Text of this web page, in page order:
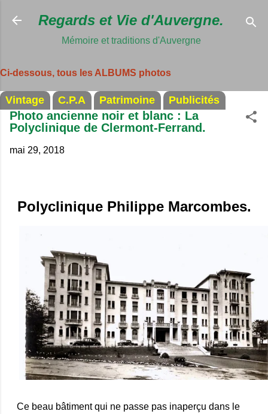
Accéder
Regards et Vie d'Auvergne.
Mémoire et traditions d'Auvergne
Ci-dessous, tous les ALBUMS photos
Vintage C.P.A Patrimoine Publicités
Photo ancienne noir et blanc : La
Polyclinique de Clermont-Ferrand.
mai 29, 2018
Polyclinique Philippe Marcombes.
Ce beau bâtiment qui ne passe pas inaperçu dans le